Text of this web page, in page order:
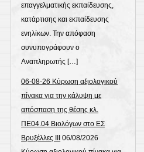
επαγγελματικής εκπαίδευσης,
κατάρτισης και εκπαίδευσης
ενηλίκων. Την απόφαση
συνυπογράφουν ο
Αναπληρωτής […]
06-08-26 Κύρωση αξιολογικού
πίνακα για την κάλυψη με
απόσπαση της θέσης κλ.
ΠΕ04.04 Βιολόγων στο ΕΣ
Βρυξέλλες ΙΙΙ 06/08/2026